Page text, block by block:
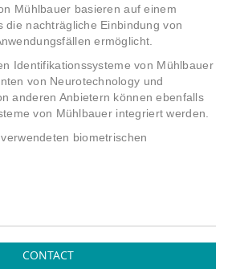
Mühlbauer basieren auf einem
die nachträgliche Einbindung von
ermöglicht.
Identifikationssysteme von Mühlbauer
von Neurotechnology und
anderen Anbietern können ebenfalls
von Mühlbauer integriert werden.
biometrischen
CONTACT